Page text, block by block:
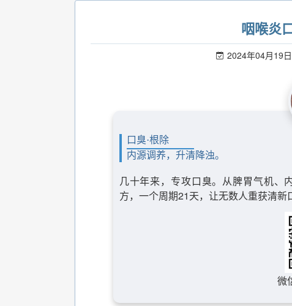
咽喉炎
2024年04月19日
口臭·根除
内源调养，升清降浊。
几十年来，专攻口臭。从脾胃气机、
方，一个周期21天，让无数人重获清新
微